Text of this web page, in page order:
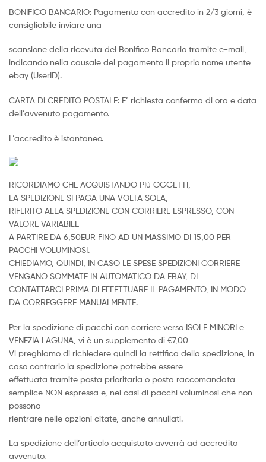
BONIFICO BANCARIO: Pagamento con accredito in 2/3 giorni, è
consigliabile inviare una
scansione della ricevuta del Bonifico Bancario tramite e-mail,
indicando nella causale del pagamento il proprio nome utente
ebay (UserID).
CARTA Di CREDITO POSTALE: E’ richiesta conferma di ora e data
dell’avvenuto pagamento.
L’accredito è istantaneo.
RICORDIAMO CHE ACQUISTANDO PIù OGGETTI,
LA SPEDIZIONE SI PAGA UNA VOLTA SOLA,
RIFERITO ALLA SPEDIZIONE CON CORRIERE ESPRESSO, CON
VALORE VARIABILE
A PARTIRE DA 6,50EUR FINO AD UN MASSIMO DI 15,00 PER
PACCHI VOLUMINOSI.
CHIEDIAMO, QUINDI, IN CASO LE SPESE SPEDIZIONI CORRIERE
VENGANO SOMMATE IN AUTOMATICO DA EBAY, DI
CONTATTARCI PRIMA DI EFFETTUARE IL PAGAMENTO, IN MODO
DA CORREGGERE MANUALMENTE.
Per la spedizione di pacchi con corriere verso ISOLE MINORI e
VENEZIA LAGUNA, vi è un supplemento di €7,00
Vi preghiamo di richiedere quindi la rettifica della spedizione, in
caso contrario la spedizione potrebbe essere
effettuata tramite posta prioritaria o posta raccomandata
semplice NON espressa e, nei casi di pacchi voluminosi che non
possono
rientrare nelle opzioni citate, anche annullati.
La spedizione dell’articolo acquistato avverrà ad accredito
avvenuto.